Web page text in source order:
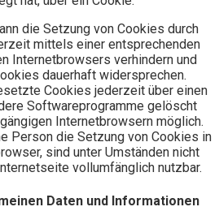
die Setzung von Cookies durch
mittels einer entsprechenden
Internetbrowsers verhindern und
dauerhaft widersprechen.
Cookies jederzeit über einen
Softwareprogramme gelöscht
Internetbrowsern möglich.
Person die Setzung von Cookies in
sind unter Umständen nicht
vollumfänglich nutzbar.
Daten und Informationen